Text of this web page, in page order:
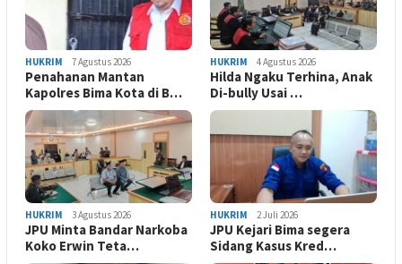
HUKRIM 7 Agustus 2026
Penahanan Mantan
Kapolres Bima Kota di B…
HUKRIM 4 Agustus 2026
Hilda Ngaku Terhina, Anak
Di-bully Usai …
HUKRIM 3 Agustus 2026
JPU Minta Bandar Narkoba
Koko Erwin Teta…
HUKRIM 2 Juli 2026
JPU Kejari Bima segera
Sidang Kasus Kred…